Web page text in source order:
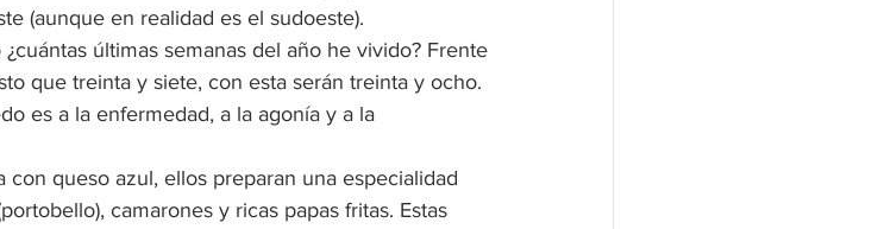
(aunque en realidad es el sudoeste).
últimas semanas del año he vivido? Frente
que treinta y siete, con esta serán treinta y ocho.
es a la enfermedad, a la agonía y a la
queso azul, ellos preparan una especialidad
camarones y ricas papas fritas. Estas